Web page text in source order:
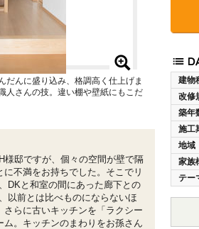
建物
改修
築年
施工
地域
家族
テー
だんに盛り込み、格調高く仕上げま
人さんの技。違い棚や壁紙にもこだ
様邸ですが、個々の空間が壁で隔
不満をお持ちでした。そこでリ
DKと和室の間にあった廊下との
以前とは比べものにならないほ
らに古いキッチンを「ラクシー
。キッチンのまわりをお孫さん